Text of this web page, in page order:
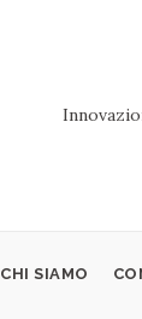
CHI SIAMO